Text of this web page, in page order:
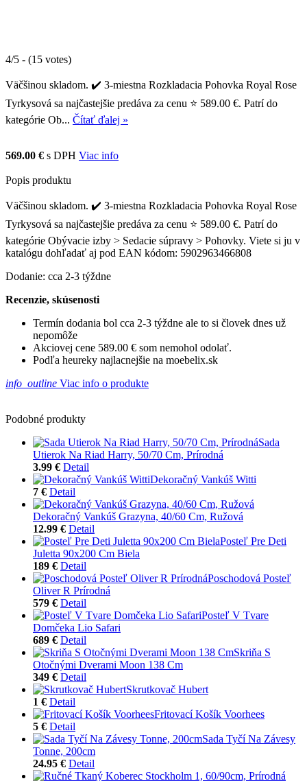
4/5 - (15 votes)
Väčšinou skladom. ✔️ 3-miestna Rozkladacia Pohovka Royal Rose
Tyrkysová sa najčastejšie predáva za cenu ⭐ 589.00 €. Patrí do
kategórie Ob... Čítať ďalej »
569.00 € s DPH Viac info
Popis produktu
Väčšinou skladom. ✔️ 3-miestna Rozkladacia Pohovka Royal Rose
Tyrkysová sa najčastejšie predáva za cenu ⭐ 589.00 €. Patrí do
kategórie Obývacie izby > Sedacie súpravy > Pohovky. Viete si ju v
katalógu dohľadať aj pod EAN kódom: 5902963466808
Dodanie: cca 2-3 týždne
Recenzie, skúsenosti
Termín dodania bol cca 2-3 týždne ale to si človek dnes už
nepomôže
Akciovej cene 589.00 € som nemohol odolať.
Podľa heureky najlacnejšie na moebelix.sk
info_outline Viac info o produkte
Podobné produkty
Sada
Utierok Na Riad Harry, 50/70 Cm, Prírodná
3.99 € Detail
Dekoračný Vankúš Witti
7 € Detail
Dekoračný Vankúš Grazyna, 40/60 Cm, Ružová
12.99 € Detail
Posteľ Pre Deti
Juletta 90x200 Cm Biela
189 € Detail
Poschodová Posteľ
Oliver R Prírodná
579 € Detail
Posteľ V Tvare
Domčeka Lio Safari
689 € Detail
Skriňa S
Otočnými Dverami Moon 138 Cm
349 € Detail
Skrutkovač Hubert
1 € Detail
Fritovací Košík Voorhees
5 € Detail
Sada Tyčí Na Závesy
Tonne, 200cm
24.95 € Detail